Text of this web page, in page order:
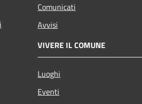
Comunicati
Avvisi
VIVERE IL COMUNE
Luoghi
Eventi